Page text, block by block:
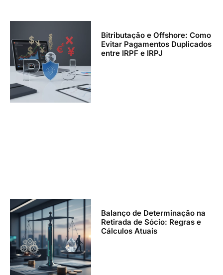
Bitributação e Offshore: Como
Evitar Pagamentos Duplicados
entre IRPF e IRPJ
Balanço de Determinação na
Retirada de Sócio: Regras e
Cálculos Atuais